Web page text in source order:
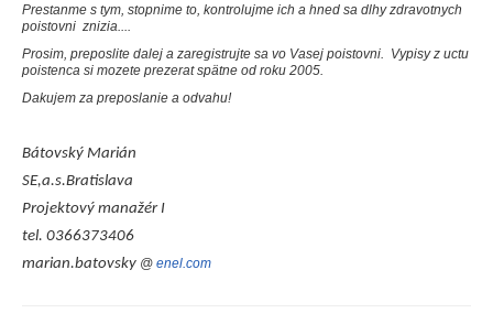
Prestanme s tym, stopnime to, kontrolujme ich a hned sa dlhy zdravotnych
poistovni znizia....
Prosim, preposlite dalej a zaregistrujte sa vo Vasej poistovni. Vypisy z uctu
poistenca si mozete prezerat spätne od roku 2005.
Dakujem za preposlanie a odvahu!
Bátovský Marián
SE,a.s.Bratislava
Projektový manažér I
tel. 0366373406
marian.batovsky @ enel.com